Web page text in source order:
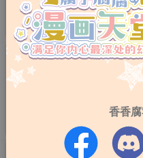
连载
久，丈夫就死于
孩子——安尚禹成
丈夫过世之后，
却发现尚禹竟然
来也像个恶魔
作者：백휴,
错误世界【台版
에러세계 这本
游玩或是去正
直重复请仔细
人身历其境的
际，开发组长「
Bug。更糟的是
作者：속공
办公室后宫
香香